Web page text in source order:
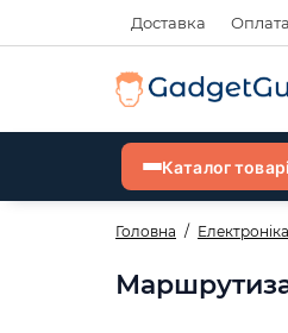
Доставка Оплата
Каталог
Головна Електроніка